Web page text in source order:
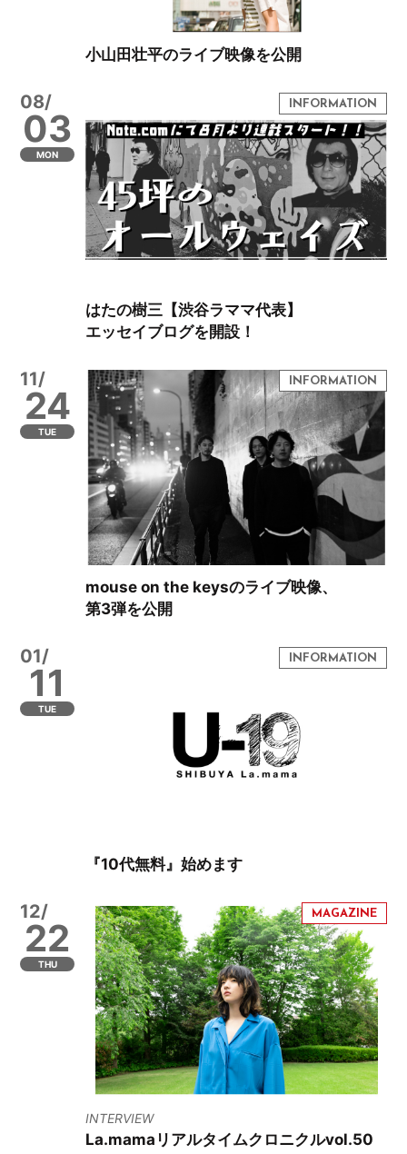
小山田壮平のライブ映像を公開
08/
03
MON
はたの樹三【渋谷ラママ代表】
エッセイブログを開設！
11/
24
TUE
mouse on the keysのライブ映像、
第3弾を公開
01/
11
TUE
『10代無料』始めます
12/
22
THU
INTERVIEW
La.mamaリアルタイムクロニクルvol.50